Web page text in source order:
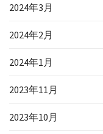
2024年3月
2024年2月
2024年1月
2023年11月
2023年10月